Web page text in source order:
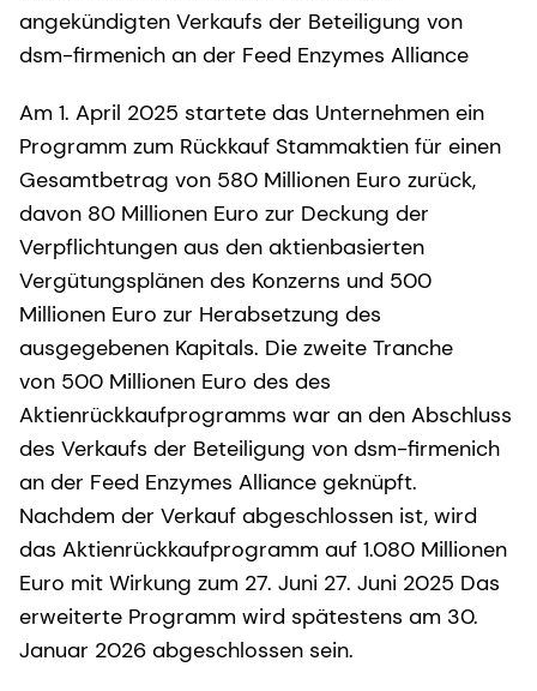
angekündigten Verkaufs der Beteiligung von
dsm-firmenich an der Feed Enzymes Alliance
Am 1. April 2025 startete das Unternehmen ein
Programm zum Rückkauf Stammaktien für einen
Gesamtbetrag von 580 Millionen Euro zurück,
davon 80 Millionen Euro zur Deckung der
Verpflichtungen aus den aktienbasierten
Vergütungsplänen des Konzerns und 500
Millionen Euro zur Herabsetzung des
ausgegebenen Kapitals. Die zweite Tranche
von 500 Millionen Euro des des
Aktienrückkaufprogramms war an den Abschluss
des Verkaufs der Beteiligung von dsm-firmenich
an der Feed Enzymes Alliance geknüpft.
Nachdem der Verkauf abgeschlossen ist, wird
das Aktienrückkaufprogramm auf 1.080 Millionen
Euro mit Wirkung zum 27. Juni 27. Juni 2025 Das
erweiterte Programm wird spätestens am 30.
Januar 2026 abgeschlossen sein.